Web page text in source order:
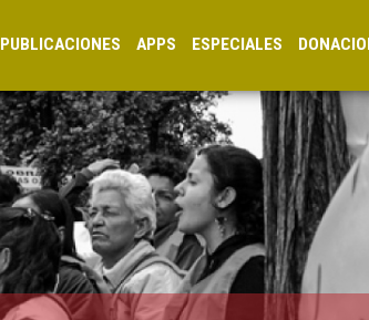
PUBLICACIONES APPS ESPECIALES